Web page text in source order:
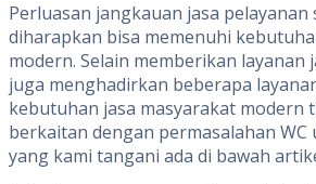
Perluasan jangkauan jasa
diharapkan bisa memenuhi
modern. Selain memberikan layanan
juga menghadirkan beberapa
kebutuhan jasa masyarakat modern
berkaitan dengan permasalahan WC
yang kami tangani ada di bawah